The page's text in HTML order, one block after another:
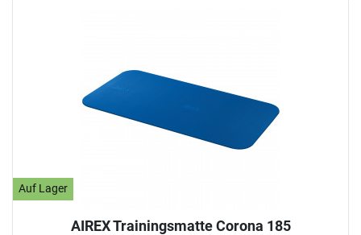
Auf Lager
AIREX Trainingsmatte Corona 185